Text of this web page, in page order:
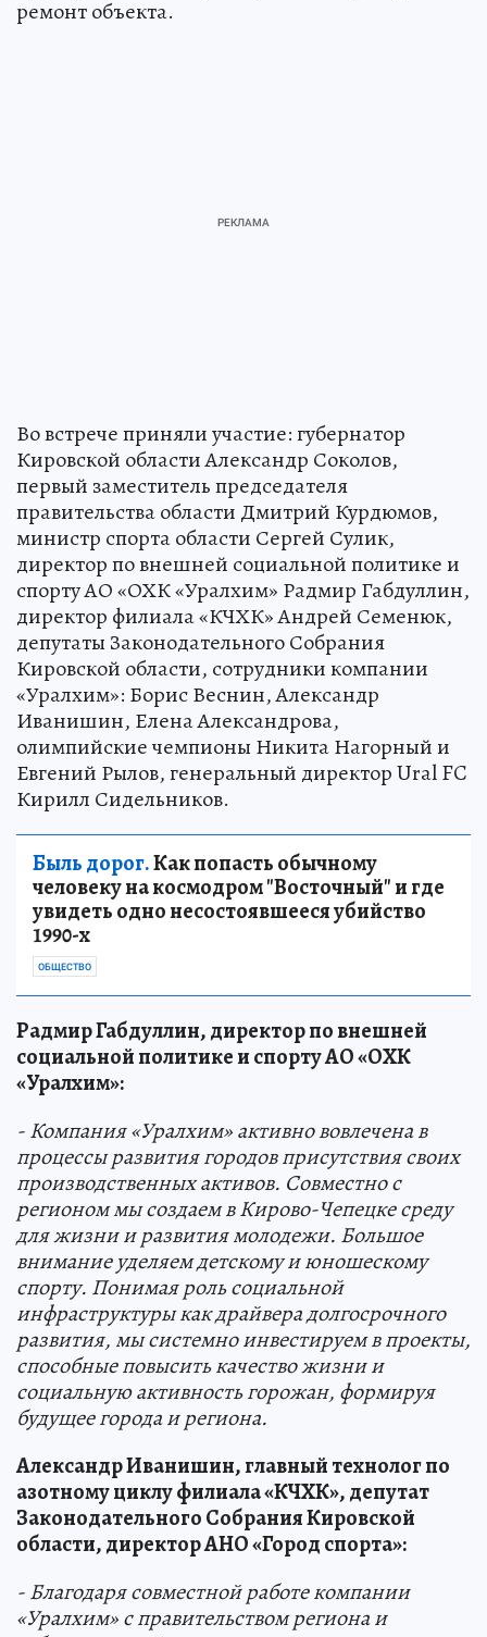
ремонт объекта.
Во встрече приняли участие: губернатор
Кировской области Александр Соколов,
первый заместитель председателя
правительства области Дмитрий Курдюмов,
министр спорта области Сергей Сулик,
директор по внешней социальной политике и
спорту АО «ОХК «Уралхим» Радмир Габдуллин,
директор филиала «КЧХК» Андрей Семенюк,
депутаты Законодательного Собрания
Кировской области, сотрудники компании
«Уралхим»: Борис Веснин, Александр
Иванишин, Елена Александрова,
олимпийские чемпионы Никита Нагорный и
Евгений Рылов, генеральный директор Ural FC
Кирилл Сидельников.
Быль дорог.Как попасть обычному
человеку на космодром "Восточный" и где
увидеть одно несостоявшееся убийство
1990-х
ОБЩЕСТВО
Радмир Габдуллин, директор по внешней
социальной политике и спорту АО «ОХК
«Уралхим»:
- Компания «Уралхим» активно вовлечена в
процессы развития городов присутствия своих
производственных активов. Совместно с
регионом мы создаем в Кирово-Чепецке среду
для жизни и развития молодежи. Большое
внимание уделяем детскому и юношескому
спорту. Понимая роль социальной
инфраструктуры как драйвера долгосрочного
развития, мы системно инвестируем в проекты,
способные повысить качество жизни и
социальную активность горожан, формируя
будущее города и региона.
Александр Иванишин, главный технолог по
азотному циклу филиала «КЧХК», депутат
Законодательного Собрания Кировской
области, директор АНО «Город спорта»:
- Благодаря совместной работе компании
«Уралхим» с правительством региона и